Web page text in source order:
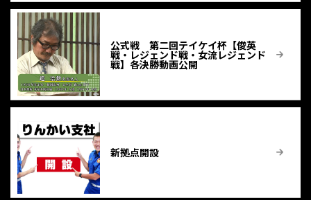
公式戦 第二回テイケイ杯【俊英
戦・レジェンド戦・女流レジェンド
戦】各決勝動画公開
新拠点開設